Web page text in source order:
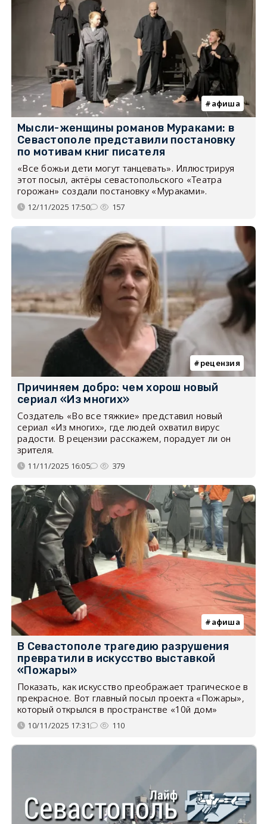
афиша
Мысли-женщины романов Мураками: в
Севастополе представили постановку
по мотивам книг писателя
«Все божьи дети могут танцевать». Иллюстрируя
этот посыл, актёры севастопольского «Театра
горожан» создали постановку «Мураками».
12/11/2025 17:50 157
рецензия
Причиняем добро: чем хорош новый
сериал «Из многих»
Создатель «Во все тяжкие» представил новый
сериал «Из многих», где людей охватил вирус
радости. В рецензии расскажем, порадует ли он
зрителя.
11/11/2025 16:05 379
афиша
В Севастополе трагедию разрушения
превратили в искусство выставкой
«Пожары»
Показать, как искусство преображает трагическое в
прекрасное. Вот главный посыл проекта «Пожары»,
который открылся в пространстве «10й дом»
10/11/2025 17:31 110